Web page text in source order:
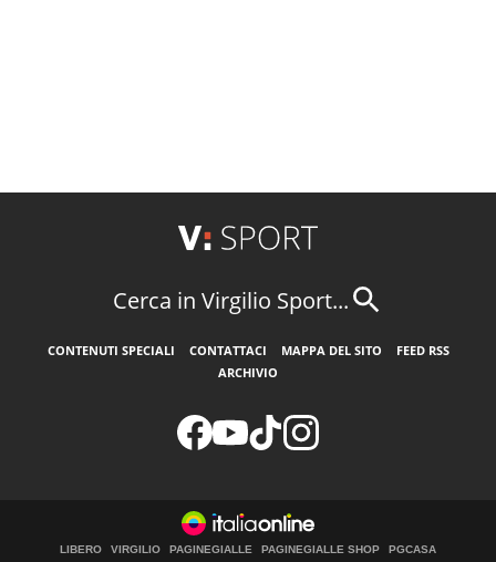
Cerca in Virgilio Sport...
CONTENUTI SPECIALI CONTATTACI MAPPA DEL SITO
FEED RSS
ARCHIVIO
LIBERO VIRGILIO PAGINEGIALLE PAGINEGIALLE SHOP PGCASA